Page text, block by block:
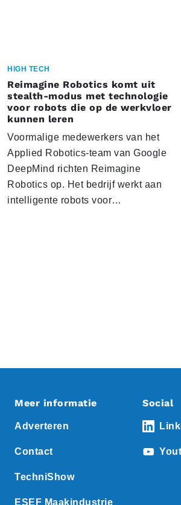
HIGH TECH
Reimagine Robotics komt uit
stealth-modus met technologie
voor robots die op de werkvloer
kunnen leren
Voormalige medewerkers van het
Applied Robotics-team van Google
DeepMind richten Reimagine
Robotics op. Het bedrijf werkt aan
intelligente robots voor…
Meer informatie
Adverteren
Contact
TechniShow
ESEF Maakindustrie
Social